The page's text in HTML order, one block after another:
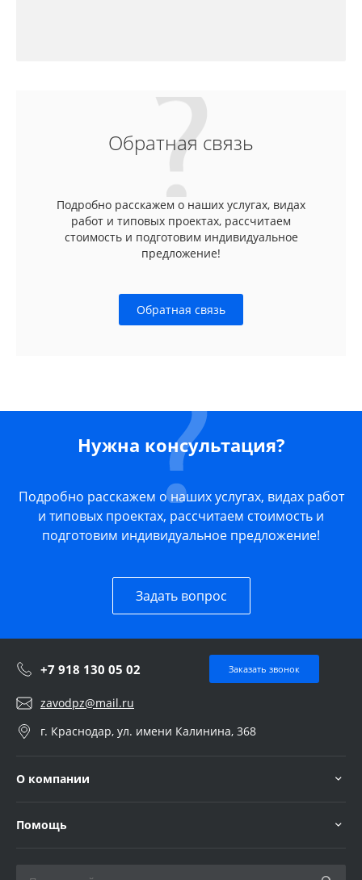
Обратная связь
Подробно расскажем о наших услугах, видах
работ и типовых проектах, рассчитаем
стоимость и подготовим индивидуальное
предложение!
Обратная связь
Нужна консультация?
Подробно расскажем о наших услугах, видах работ
и типовых проектах, рассчитаем стоимость и
подготовим индивидуальное предложение!
Задать вопрос
+7 918 130 05 02 Заказать звонок
zavodpz@mail.ru
г. Краснодар, ул. имени Калинина, 368
О компании
Помощь